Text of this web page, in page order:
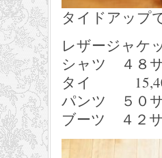
タイドアップ
レザージャ
シャツ ４８
タイ 15,400
パンツ ５０
ブーツ ４２